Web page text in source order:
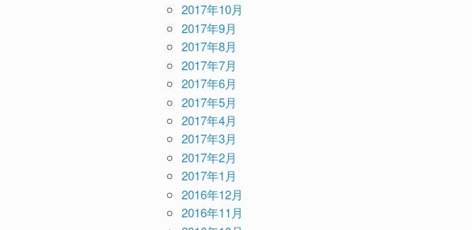
2017年10月
2017年9月
2017年8月
2017年7月
2017年6月
2017年5月
2017年4月
2017年3月
2017年2月
2017年1月
2016年12月
2016年11月